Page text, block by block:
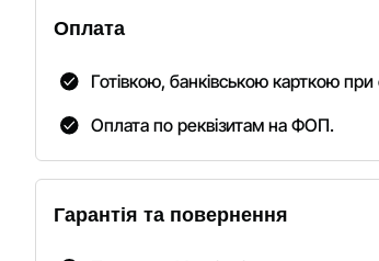
Оплата
Готівкою, банківською карткою
Оплата по реквізитам на ФОП.
Гарантія та повернення